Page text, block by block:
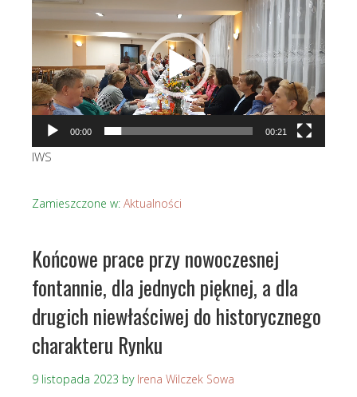
00:00 00:21
IWS
Zamieszczone w: Aktualności
Końcowe prace przy nowoczesnej
fontannie, dla jednych pięknej, a dla
drugich niewłaściwej do historycznego
charakteru Rynku
9 listopada 2023 by Irena Wilczek Sowa